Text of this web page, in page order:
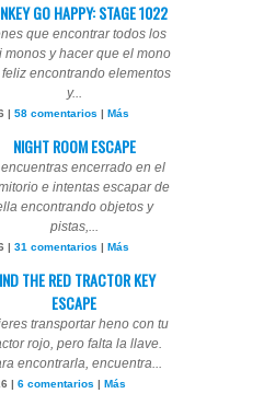
GO HAPPY: STAGE 1022
que encontrar todos los
monos y hacer que el mono
encontrando elementos
y...
| 58 comentarios | Más
NIGHT ROOM ESCAPE
encuentras encerrado en el
e intentas escapar de
encontrando objetos y
pistas,...
| 31 comentarios | Más
THE RED TRACTOR KEY
ESCAPE
transportar heno con tu
rojo, pero falta la llave.
encontrarla, encuentra...
| 6 comentarios | Más